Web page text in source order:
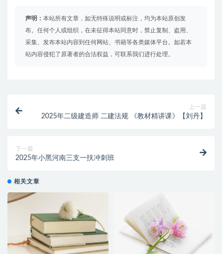
声明： 本站所有文章，如无特殊说明或标注，均为本站原创发
布。任何个人或组织，在未征得本站同意时，禁止复制、盗用、
采集、发布本站内容到任何网站、书籍等各类媒体平台。如若本
站内容侵犯了原著者的合法权益，可联系我们进行处理。
上一篇
2025年二级建造师 二建法规 《教材精讲课》【刘丹】
下一篇
2025年小黑河南三支一扶冲刺班
相关文章